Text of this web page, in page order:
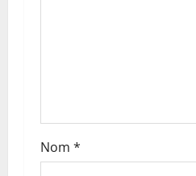
l
Nom *